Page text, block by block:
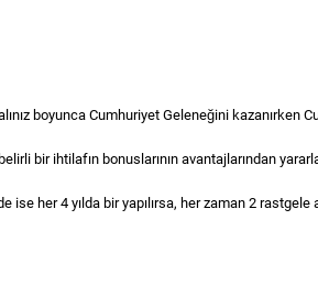
boyunca Cumhuriyet Geleneğini kazanırken
bir ihtilafın bonuslarının avantajlarından
her 4 yılda bir yapılırsa, her zaman 2